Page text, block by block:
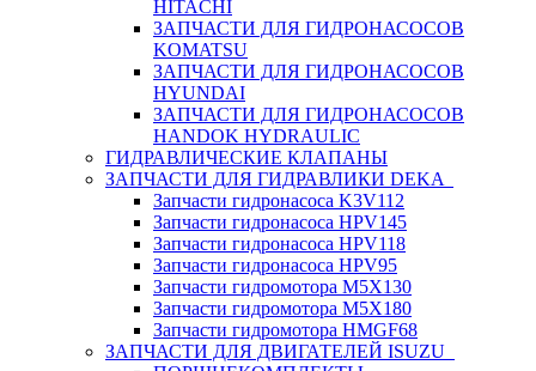
HITACHI
ЗАПЧАСТИ ДЛЯ ГИДРОНАСОСОВ
KOMATSU
ЗАПЧАСТИ ДЛЯ ГИДРОНАСОСОВ
HYUNDAI
ЗАПЧАСТИ ДЛЯ ГИДРОНАСОСОВ
HANDOK HYDRAULIC
ГИДРАВЛИЧЕСКИЕ КЛАПАНЫ
ЗАПЧАСТИ ДЛЯ ГИДРАВЛИКИ DEKA
Запчасти гидронасоса K3V112
Запчасти гидронасоса HPV145
Запчасти гидронасоса HPV118
Запчасти гидронасоса HPV95
Запчасти гидромотора M5X130
Запчасти гидромотора M5X180
Запчасти гидромотора HMGF68
ЗАПЧАСТИ ДЛЯ ДВИГАТЕЛЕЙ ISUZU